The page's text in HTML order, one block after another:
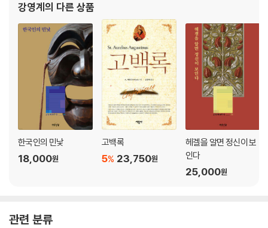
3) 칸트의 진한 우정 66
4) 칸트는 왜 한평생 고향 쾨닉스베르크를 떠나지 않았는가 68
5) 59세에 자택을 구입하다 70
6) 음악과 미술에 문외한이었던 칸트 73
7) 비판적 고찰 75
4. 칸트의 글쓰기
1) 예비적 지식 79
2) 진리추구와 이성의 힘 105
3) 신존재는 증명할 수 있는가 111
7) 비판적 고찰 135
년을 위한 철학 에세이』 『청소년을 위한 가치관 에세이』 『청
강영계 의 다른 상품
한국인의 민낯
18,000원
고백록
23,750원
5%
헤겔을 알면 정신이 보
인다
25,000원
관련 분류